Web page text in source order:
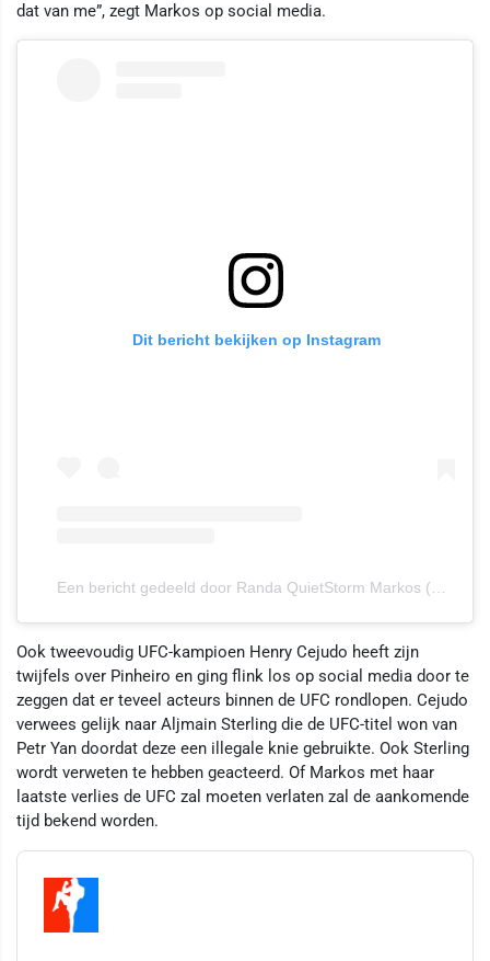
dat van me”, zegt Markos op social media.
Dit bericht bekijken op Instagram
Ook tweevoudig UFC-kampioen Henry Cejudo heeft zijn
twijfels over Pinheiro en ging flink los op social media door te
zeggen dat er teveel acteurs binnen de UFC rondlopen. Cejudo
verwees gelijk naar Aljmain Sterling die de UFC-titel won van
Petr Yan doordat deze een illegale knie gebruikte. Ook Sterling
wordt verweten te hebben geacteerd. Of Markos met haar
laatste verlies de UFC zal moeten verlaten zal de aankomende
tijd bekend worden.